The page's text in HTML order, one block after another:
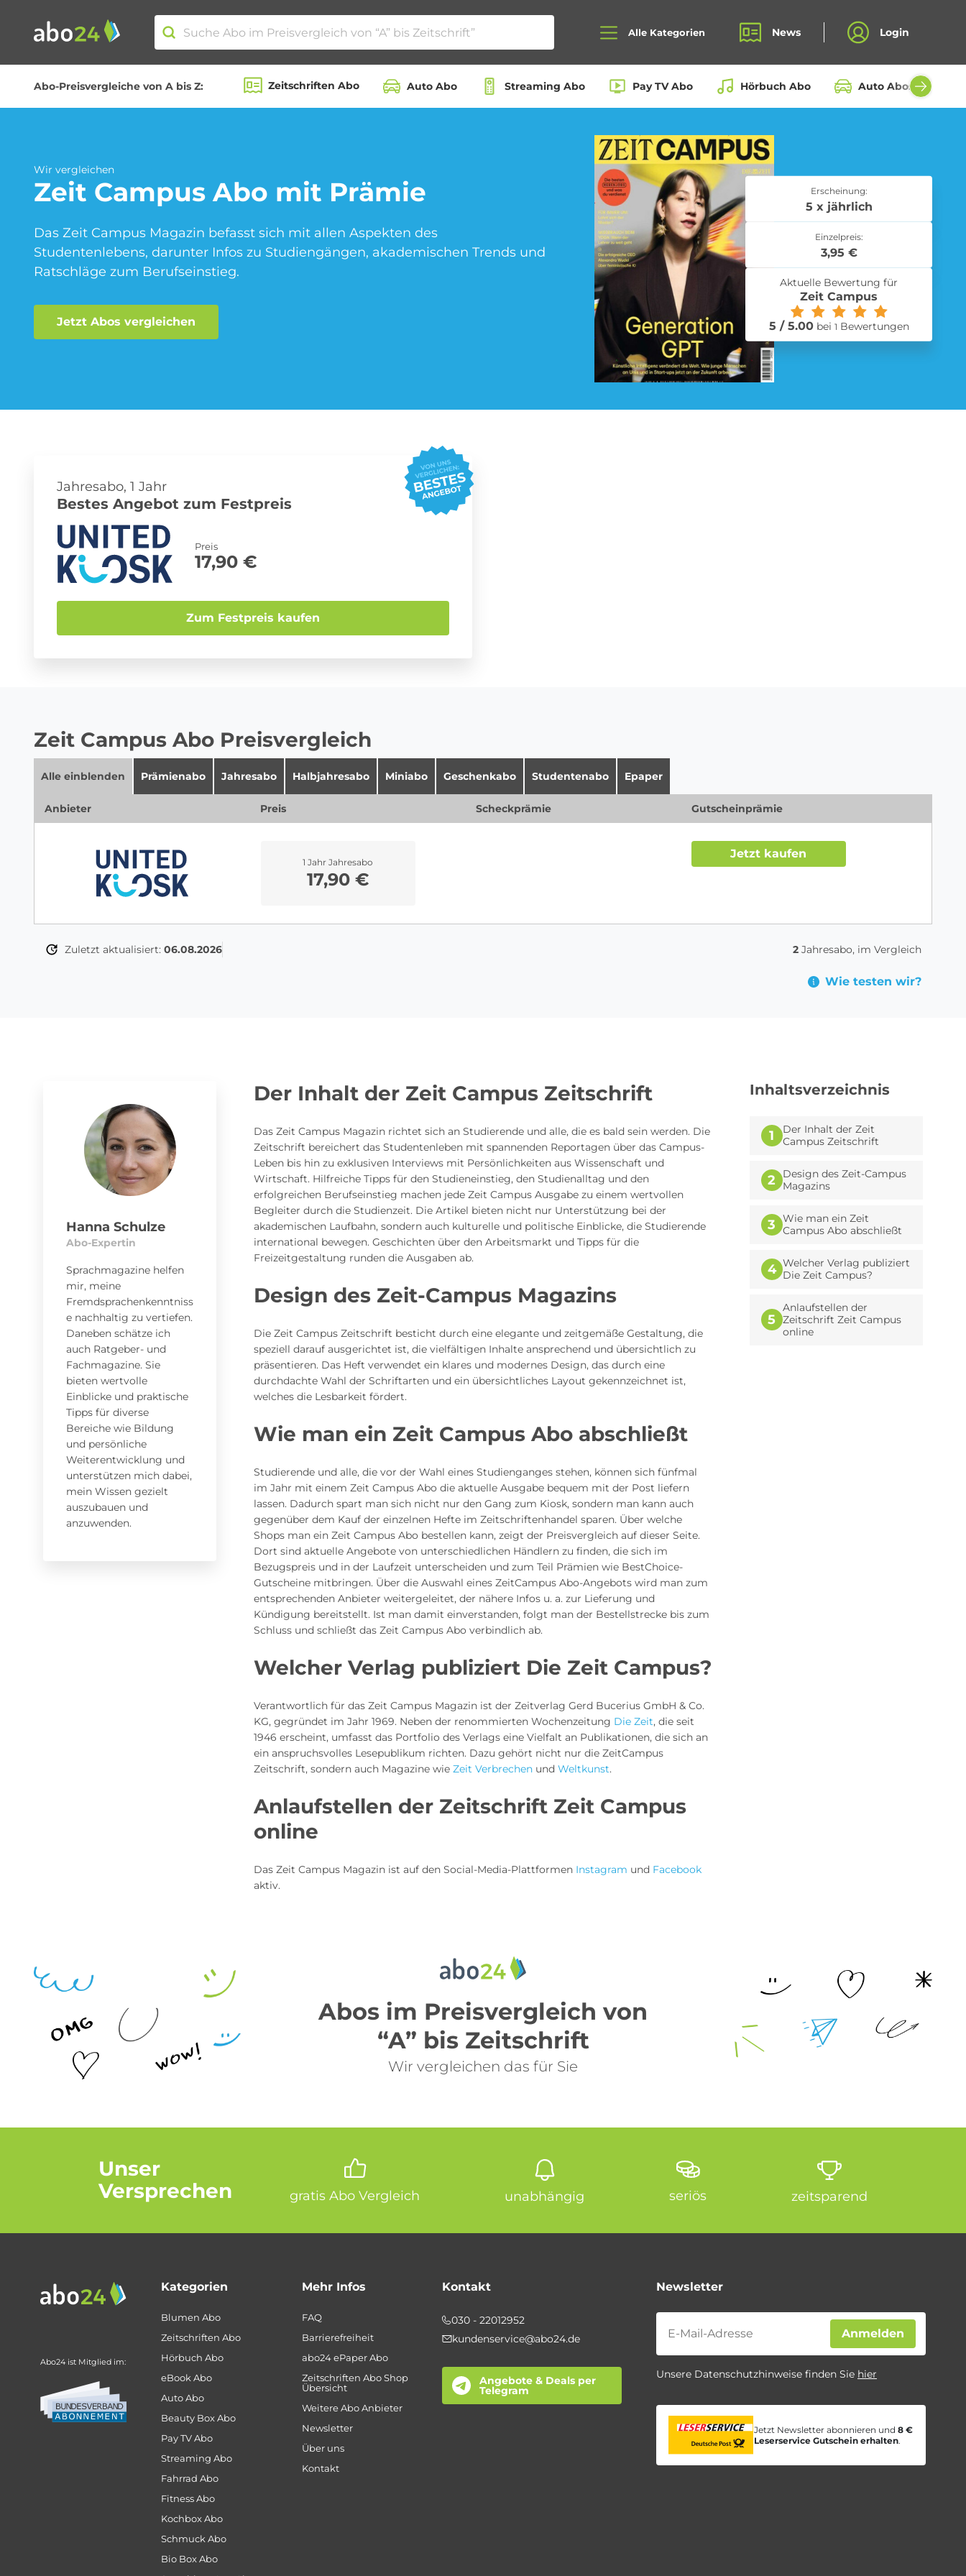
Alle Kategorien News Login
Abo-Preisvergleiche von A bis Z: Zeitschriften Abo Auto Abo Streaming Abo Pay TV Abo Hörbuch Abo Auto Abos aller
Abo-Kategorien
Beauty Box Abo
Blumen Abo Dating App Abo eBook Abo Fahrrad Abo
Fitness Abo Kino Abo Kochbox Abo
Sprachlern App Abo Streaming Abo
Wir vergleichen
Zeit Campus Abo mit Prämie
Das Zeit Campus Magazin befasst sich mit allen Aspekten des
Studentenlebens, darunter Infos zu Studiengängen, akademischen Trends und
Ratschläge zum Berufseinstieg.
Jetzt Abos vergleichen
Erscheinung:
5 x jährlich
Einzelpreis:
3,95 €
Aktuelle Bewertung für
Zeit Campus
5 / 5.00bei 1 Bewertungen
Jahresabo, 1 Jahr
Bestes Angebot zum Festpreis
Preis
17,90 €
Zum Festpreis kaufen
Zeit Campus Abo Preisvergleich
Alle einblenden Prämienabo Jahresabo Halbjahresabo Miniabo Geschenkabo Studentenabo Epaper
Anbieter Preis Scheckprämie Gutscheinprämie
1 Jahr Jahresabo
17,90 €
Jetzt kaufen
Zuletzt aktualisiert: 06.08.2026 2 Jahresabo, im Vergleich
Wie testen wir?
Hanna Schulze
Abo-Expertin
Sprachmagazine helfen
mir, meine
Fremdsprachenkenntniss
e nachhaltig zu vertiefen.
Daneben schätze ich
auch Ratgeber- und
Fachmagazine. Sie
bieten wertvolle
Einblicke und praktische
Tipps für diverse
Bereiche wie Bildung
und persönliche
Weiterentwicklung und
unterstützen mich dabei,
mein Wissen gezielt
auszubauen und
anzuwenden.
Der Inhalt der Zeit Campus Zeitschrift
Das Zeit Campus Magazin richtet sich an Studierende und alle, die es bald sein werden. Die
Zeitschrift bereichert das Studentenleben mit spannenden Reportagen über das Campus-
Leben bis hin zu exklusiven Interviews mit Persönlichkeiten aus Wissenschaft und
Wirtschaft. Hilfreiche Tipps für den Studieneinstieg, den Studienalltag und den
erfolgreichen Berufseinstieg machen jede Zeit Campus Ausgabe zu einem wertvollen
Begleiter durch die Studienzeit. Die Artikel bieten nicht nur Unterstützung bei der
akademischen Laufbahn, sondern auch kulturelle und politische Einblicke, die Studierende
international bewegen. Geschichten über den Arbeitsmarkt und Tipps für die
Freizeitgestaltung runden die Ausgaben ab.
Design des Zeit-Campus Magazins
Die Zeit Campus Zeitschrift besticht durch eine elegante und zeitgemäße Gestaltung, die
speziell darauf ausgerichtet ist, die vielfältigen Inhalte ansprechend und übersichtlich zu
präsentieren. Das Heft verwendet ein klares und modernes Design, das durch eine
durchdachte Wahl der Schriftarten und ein übersichtliches Layout gekennzeichnet ist,
welches die Lesbarkeit fördert.
Wie man ein Zeit Campus Abo abschließt
Studierende und alle, die vor der Wahl eines Studienganges stehen, können sich fünfmal
im Jahr mit einem Zeit Campus Abo die aktuelle Ausgabe bequem mit der Post liefern
lassen. Dadurch spart man sich nicht nur den Gang zum Kiosk, sondern man kann auch
gegenüber dem Kauf der einzelnen Hefte im Zeitschriftenhandel sparen. Über welche
Shops man ein Zeit Campus Abo bestellen kann, zeigt der Preisvergleich auf dieser Seite.
Dort sind aktuelle Angebote von unterschiedlichen Händlern zu finden, die sich im
Bezugspreis und in der Laufzeit unterscheiden und zum Teil Prämien wie BestChoice-
Gutscheine mitbringen. Über die Auswahl eines ZeitCampus Abo-Angebots wird man zum
entsprechenden Anbieter weitergeleitet, der nähere Infos u. a. zur Lieferung und
Kündigung bereitstellt. Ist man damit einverstanden, folgt man der Bestellstrecke bis zum
Schluss und schließt das Zeit Campus Abo verbindlich ab.
Welcher Verlag publiziert Die Zeit Campus?
Verantwortlich für das Zeit Campus Magazin ist der Zeitverlag Gerd Bucerius GmbH & Co.
KG, gegründet im Jahr 1969. Neben der renommierten Wochenzeitung Die Zeit, die seit
1946 erscheint, umfasst das Portfolio des Verlags eine Vielfalt an Publikationen, die sich an
ein anspruchsvolles Lesepublikum richten. Dazu gehört nicht nur die ZeitCampus
Zeitschrift, sondern auch Magazine wieZeit Verbrechen undWeltkunst.
Anlaufstellen der Zeitschrift Zeit Campus
online
Das Zeit Campus Magazin ist auf den Social-Media-Plattformen Instagram und Facebook
aktiv.
Inhaltsverzeichnis
1
Der Inhalt der Zeit
Campus Zeitschrift
2 Design des Zeit-Campus
Magazins
3 Wie man ein Zeit
Campus Abo abschließt
4 Welcher Verlag publiziert
Die Zeit Campus?
5
Anlaufstellen der
Zeitschrift Zeit Campus
online
Abos im Preisvergleich von
“A” bis Zeitschrift
Wir vergleichen das für Sie
Unser
Versprechen
gratis Abo Vergleich unabhängig seriös zeitsparend
Abo24 ist Mitglied im:
Kategorien
Blumen Abo
Zeitschriften Abo
Hörbuch Abo
eBook Abo
Auto Abo
Beauty Box Abo
Pay TV Abo
Streaming Abo
Fahrrad Abo
Fitness Abo
Kochbox Abo
Schmuck Abo
Bio Box Abo
Mehr Infos
FAQ
Barrierefreiheit
abo24 ePaper Abo
Zeitschriften Abo Shop
Übersicht
Weitere Abo Anbieter
Newsletter
Über uns
Kontakt
Kontakt
030 - 22012952
kundenservice@abo24.de
Angebote & Deals per
Telegram
Newsletter
Newsletter Anmelden
Unsere Datenschutzhinweise finden Sie hier
Jetzt Newsletter abonnieren und 8 €
Leserservice Gutschein erhalten.